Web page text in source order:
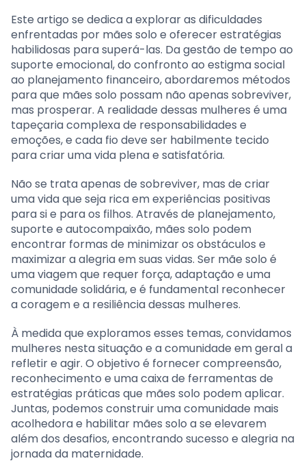
Este artigo se dedica a explorar as dificuldades
enfrentadas por mães solo e oferecer estratégias
habilidosas para superá-las. Da gestão de tempo ao
suporte emocional, do confronto ao estigma social
ao planejamento financeiro, abordaremos métodos
para que mães solo possam não apenas sobreviver,
mas prosperar. A realidade dessas mulheres é uma
tapeçaria complexa de responsabilidades e
emoções, e cada fio deve ser habilmente tecido
para criar uma vida plena e satisfatória.
Não se trata apenas de sobreviver, mas de criar
uma vida que seja rica em experiências positivas
para si e para os filhos. Através de planejamento,
suporte e autocompaixão, mães solo podem
encontrar formas de minimizar os obstáculos e
maximizar a alegria em suas vidas. Ser mãe solo é
uma viagem que requer força, adaptação e uma
comunidade solidária, e é fundamental reconhecer
a coragem e a resiliência dessas mulheres.
À medida que exploramos esses temas, convidamos
mulheres nesta situação e a comunidade em geral a
refletir e agir. O objetivo é fornecer compreensão,
reconhecimento e uma caixa de ferramentas de
estratégias práticas que mães solo podem aplicar.
Juntas, podemos construir uma comunidade mais
acolhedora e habilitar mães solo a se elevarem
além dos desafios, encontrando sucesso e alegria na
jornada da maternidade.